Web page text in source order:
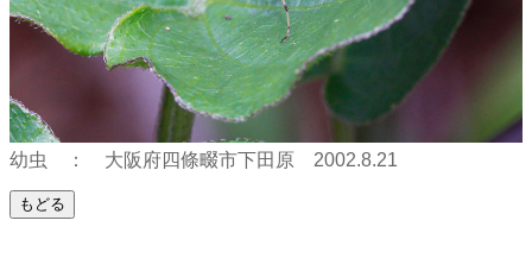
幼虫 ： 大阪府四條畷市下田原 2002.8.21